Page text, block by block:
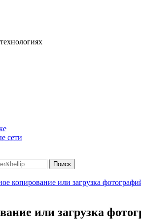
сети
копирование или загрузка
или загрузка